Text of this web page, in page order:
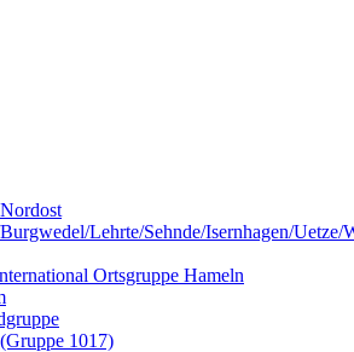
Lehrte/Sehnde/Isernhagen/Uetze/
Ortsgruppe Hameln
1017)